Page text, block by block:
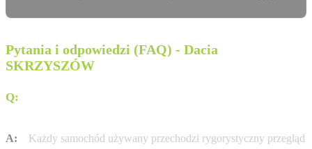
Pytania i odpowiedzi (FAQ) - Dacia
SKRZYSZÓW
Q:
A:
Każdy samochód używany przechodzi rygorystyczny przegląd